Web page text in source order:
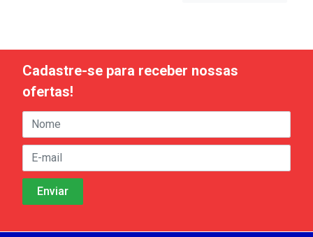
Cadastre-se para receber nossas
ofertas!